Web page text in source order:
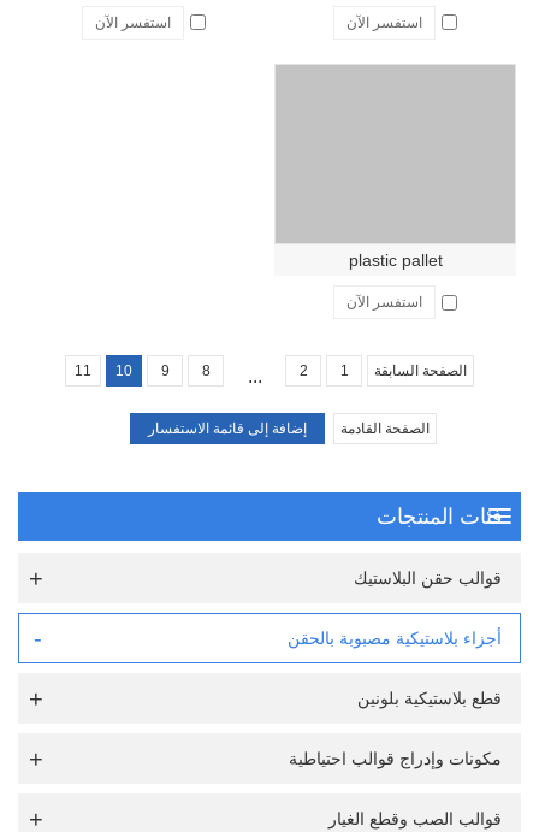
استفسر الآن استفسر الآن
plastic pallet
استفسر الآن
الصفحة السابقة 1
2
...
8
9
10
11
الصفحة القادمة
فئات المنتجات
قوالب حقن البلاستيك
أجزاء بلاستيكية مصبوبة بالحقن
قطع بلاستيكية بلونين
مكونات وإدراج قوالب احتياطية
قوالب الصب وقطع الغيار